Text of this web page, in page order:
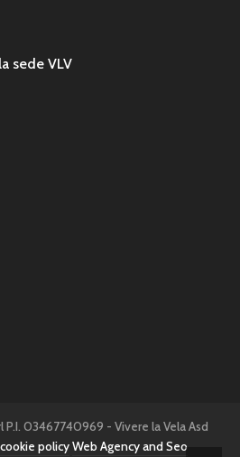
sede VLV
P.I. 03467740969 - Vivere la Vela Asd
cookie policy Web Agency and Seo